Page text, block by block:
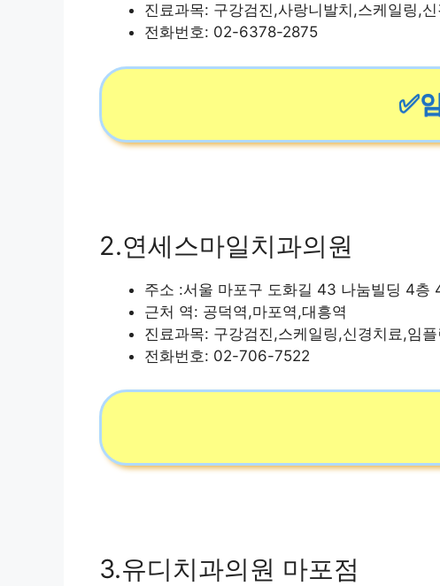
진료과목: 구강검진,사랑니발치,스케일링,
전화번호: 02-6378-2875
✅
2.연세스마일치과의원
주소 :서울 마포구 도화길 43 나눔빌딩 4
근처 역: 공덕역,마포역,대흥역
진료과목: 구강검진,스케일링,신경치료,임플
전화번호: 02-706-7522
3.유디치과의원 마포점